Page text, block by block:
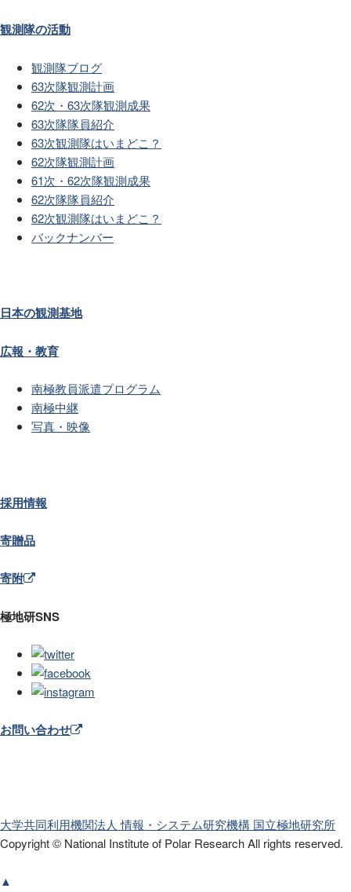
観測隊の活動
観測隊ブログ
63次隊観測計画
62次・63次隊観測成果
63次隊隊員紹介
63次観測隊はいまどこ？
62次隊観測計画
61次・62次隊観測成果
62次隊隊員紹介
62次観測隊はいまどこ？
バックナンバー
日本の観測基地
広報・教育
南極教員派遣プログラム
南極中継
写真・映像
採用情報
寄贈品
寄附
極地研SNS
お問い合わせ
大学共同利用機関法人 情報・システム研究機構 国立極地研究所
Copyright © National Institute of Polar ResearchAll rights reserved.
▲